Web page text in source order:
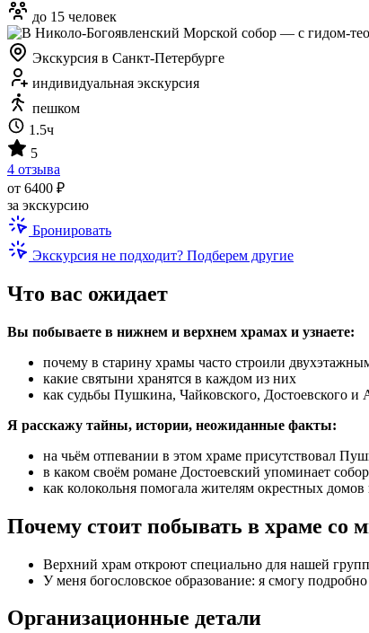
до 15 человек
Экскурсия в Санкт-Петербурге
индивидуальная экскурсия
пешком
1.5ч
5
4 отзыва
от 6400 ₽
за экскурсию
Бронировать
Экскурсия не подходит? Подберем другие
Что вас ожидает
Вы побываете в нижнем и верхнем храмах и узнаете:
почему в старину храмы часто строили
какие святыни хранятся в каждом из них
как судьбы Пушкина, Чайковского, Достоевского и
Я расскажу тайны, истории, неожиданные факты:
на чьём отпевании в этом храме присутствовал
в каком своём романе Достоевский упоминает собор
как колокольня помогала жителям окрестных
Почему стоит побывать в храме со
Верхний храм откроют специально для нашей
У меня богословское образование: я смогу
Организационные детали